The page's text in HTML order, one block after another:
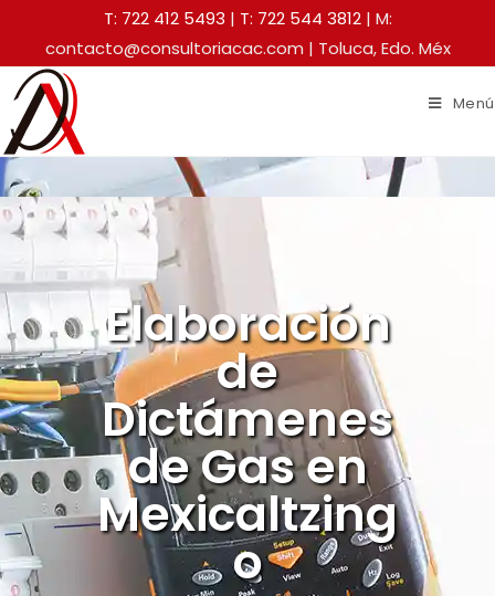
T: 722 412 5493 | T: 722 544 3812| M:
contacto@consultoriacac.com | Toluca, Edo. Méx
Menú
Elaboración
de
Dictámenes
de Gas en
Mexicaltzing
o